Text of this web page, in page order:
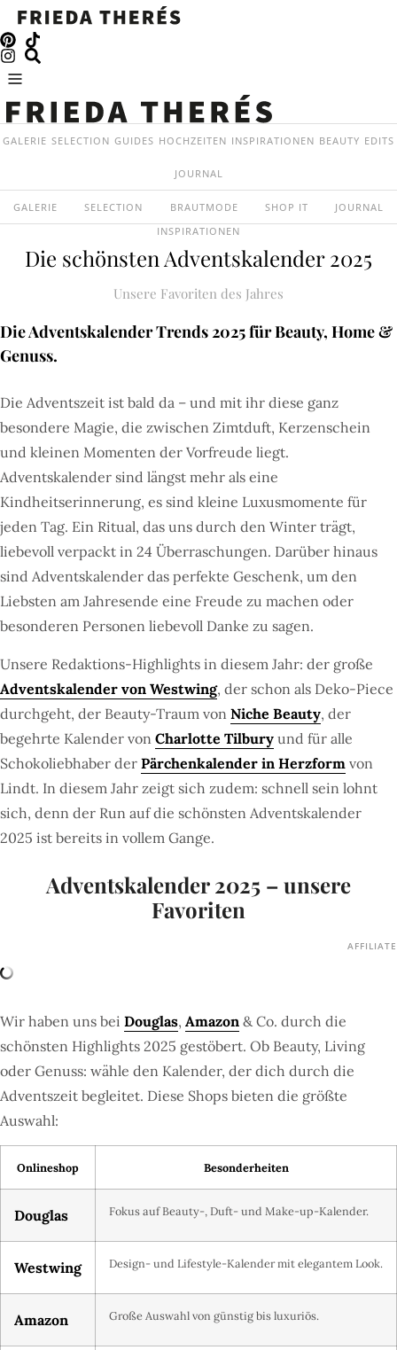
GALERIE SELECTION GUIDES HOCHZEITEN INSPIRATIONEN BEAUTY EDITS
JOURNAL
GALERIE SELECTION BRAUTMODE SHOP IT
JOURNAL
INSPIRATIONEN
Die schönsten Adventskalender 2025
Unsere Favoriten des Jahres
Die Adventskalender Trends 2025 für Beauty, Home &
Genuss.
Die Adventszeit ist bald da – und mit ihr diese ganz
besondere Magie, die zwischen Zimtduft, Kerzenschein
und kleinen Momenten der Vorfreude liegt.
Adventskalender sind längst mehr als eine
Kindheitserinnerung, es sind kleine Luxusmomente für
jeden Tag. Ein Ritual, das uns durch den Winter trägt,
liebevoll verpackt in 24 Überraschungen. Darüber hinaus
sind Adventskalender das perfekte Geschenk, um den
Liebsten am Jahresende eine Freude zu machen oder
besonderen Personen liebevoll Danke zu sagen.
Unsere Redaktions-Highlights in diesem Jahr: der große
Adventskalender von Westwing, der schon als Deko-Piece
durchgeht, der Beauty-Traum von Niche Beauty, der
begehrte Kalender von Charlotte Tilbury und für alle
Schokoliebhaber der Pärchenkalender in Herzform von
Lindt. In diesem Jahr zeigt sich zudem: schnell sein lohnt
sich, denn der Run auf die schönsten Adventskalender
2025 ist bereits in vollem Gange.
Adventskalender 2025 – unsere
Favoriten
AFFILIATE
Wir haben uns bei Douglas, Amazon & Co. durch die
schönsten Highlights 2025 gestöbert. Ob Beauty, Living
oder Genuss: wähle den Kalender, der dich durch die
Adventszeit begleitet. Diese Shops bieten die größte
Auswahl:
Onlineshop Besonderheiten
Douglas Fokus auf Beauty-, Duft- und Make-up-Kalender.
Westwing Design- und Lifestyle-Kalender mit elegantem Look.
Amazon Große Auswahl von günstig bis luxuriös.